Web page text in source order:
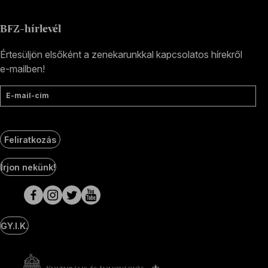
BFZ-hírlevél
Értesüljön elsőként a zenekarunkkal kapcsolatos hírekről
e-mailben!
E-mail-cím
Feliratkozás
Social
Media
oldalak
Írjon nekünk!
GY.I.K.